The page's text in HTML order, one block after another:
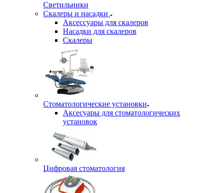
Светильники
Скалеры и насадки
Аксессуары для скалеров
Насадки для скалеров
Скалеры
Стоматологические установки
Аксесуары для стоматологических
установок
Цифровая стоматология